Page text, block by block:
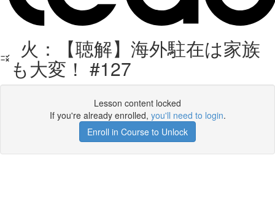
火：【聴解】海外駐在は家族
も大変！ #127
Lesson content locked
If you're already enrolled, you'll need to login.
Enroll in Course to Unlock